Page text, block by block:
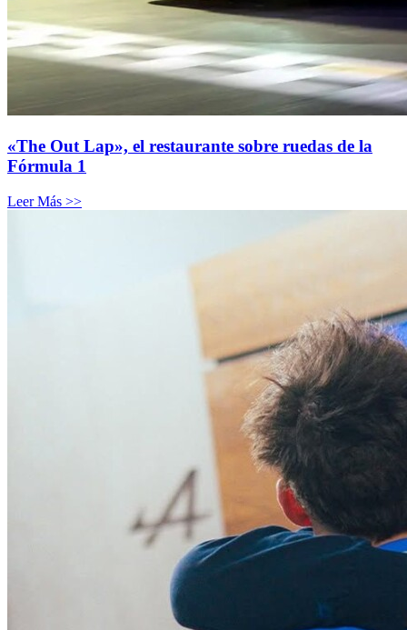
«The Out Lap», el restaurante sobre ruedas de la
Fórmula 1
Leer Más >>